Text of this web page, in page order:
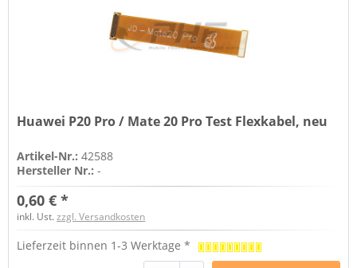
Huawei P20 Pro / Mate 20 Pro Test Flexkabel, neu
Artikel-Nr.:42588
Hersteller Nr.:-
0,60 € *
inkl. Ust.zzgl. Versandkosten
Lieferzeit binnen 1-3 Werktage *